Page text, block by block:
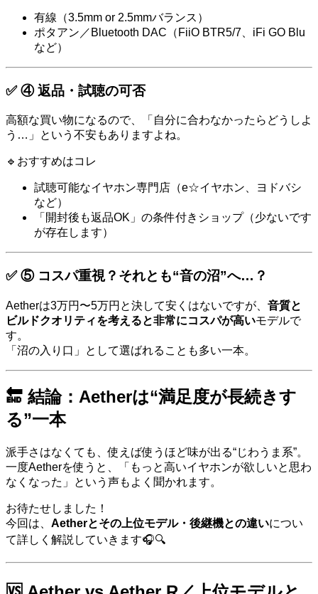
有線（3.5mm or 2.5mmバランス）
ポタアン／Bluetooth DAC（FiiO BTR5/7、iFi GO Blu
など）
✅ ④ 返品・試聴の可否
高額な買い物になるので、「自分に合わなかったらどうしよ
う…」という不安もありますよね。
🔹おすすめはコレ
試聴可能なイヤホン専門店（e☆イヤホン、ヨドバシ
など）
「開封後も返品OK」の条件付きショップ（少ないです
が存在します）
✅ ⑤ コスパ重視？それとも“音の沼”へ…？
Aetherは3万円〜5万円と決して安くはないですが、 音質と
ビルドクオリティを考えると非常にコスパが高いモデルで
す。
「沼の入り口」として選ばれることも多い一本。
🔚 結論：Aetherは“満足度が長続きす
る”一本
派手さはなくても、使えば使うほど味が出る“じわうま系”。
一度Aetherを使うと、「もっと高いイヤホンが欲しいと思わ
なくなった」という声もよく聞かれます。
お待たせしました！
今回は、 Aetherとその上位モデル・後継機との違いについ
て詳しく解説していきます🎧🔍